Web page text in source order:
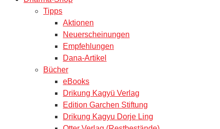
Tipps
Aktionen
Neuerscheinungen
Empfehlungen
Dana-Artikel
Bücher
eBooks
Drikung Kagyü Verlag
Edition Garchen Stiftung
Drikung Kagyu Dorje Ling